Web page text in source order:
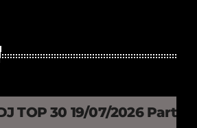
30 19/07/2026 Part